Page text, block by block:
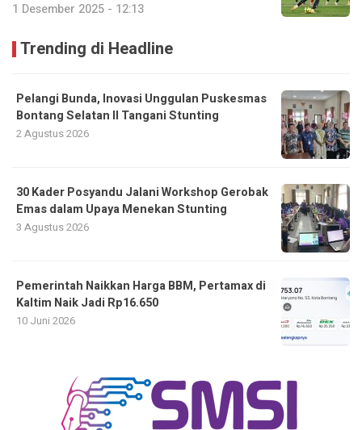
1 Desember 2025 - 12:13
Trending di Headline
Pelangi Bunda, Inovasi Unggulan Puskesmas
Bontang Selatan II Tangani Stunting
2 Agustus 2026
30 Kader Posyandu Jalani Workshop Gerobak
Emas dalam Upaya Menekan Stunting
3 Agustus 2026
Pemerintah Naikkan Harga BBM, Pertamax di
Kaltim Naik Jadi Rp16.650
10 Juni 2026